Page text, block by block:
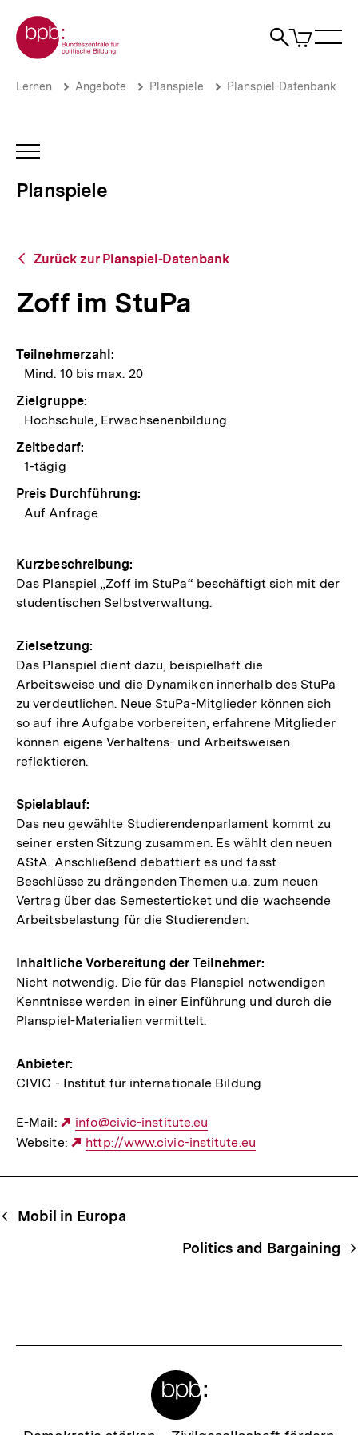
zum
Seiteninhalt
springen
Zur Startseite der bpb
Suche
Artikel
im
Zoff
Planspiele
bpb.de
Brotkrümelnavigation
Pfadnavigation
Lernen Angebote Planspiele Planspiel-Datenbank
INHALTSNAVIGATION
Planspiele
Zurück
Planspiel-
Datenbank
Zurück zur Planspiel-Datenbank
Zoff im StuPa
Teilnehmerzahl:
Mind. 10 bis max. 20
Zielgruppe:
Hochschule, Erwachsenenbildung
Zeitbedarf:
1-tägig
Preis Durchführung:
Auf Anfrage
Kurzbeschreibung:
Das Planspiel „Zoff im StuPa“ beschäftigt sich mit der
studentischen Selbstverwaltung.
Zielsetzung:
Das Planspiel dient dazu, beispielhaft die
Arbeitsweise und die Dynamiken innerhalb des StuPa
zu verdeutlichen. Neue StuPa-Mitglieder können sich
so auf ihre Aufgabe vorbereiten, erfahrene Mitglieder
können eigene Verhaltens- und Arbeitsweisen
reflektieren.
Spielablauf:
Das neu gewählte Studierendenparlament kommt zu
seiner ersten Sitzung zusammen. Es wählt den neuen
AStA. Anschließend debattiert es und fasst
Beschlüsse zu drängenden Themen u.a. zum neuen
Vertrag über das Semesterticket und die wachsende
Arbeitsbelastung für die Studierenden.
Inhaltliche Vorbereitung der Teilnehmer:
Nicht notwendig. Die für das Planspiel notwendigen
Kenntnisse werden in einer Einführung und durch die
Planspiel-Materialien vermittelt.
Anbieter:
CIVIC - Institut für internationale Bildung
E-Mail:
Externer
Link:
info@civic-institute.eu
Website:
Externer
http://www.civic-institute.eu
Begriffsnavigation
Content-
Navigation
Mobil in Europa
Politics and Bargaining